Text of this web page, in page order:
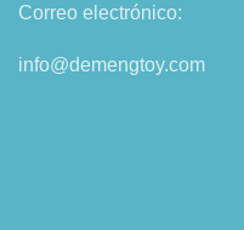
Correo electrónico:
info@demengtoy.com